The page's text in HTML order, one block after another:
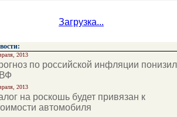
Загрузка...
2013
по российской инфляции понизил
2013
на роскошь будет привязан к
автомобиля